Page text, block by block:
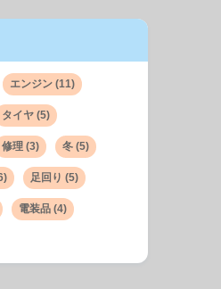
エンジン (11)
タイヤ (5)
修理 (3) 冬 (5)
足回り (5)
電装品 (4)